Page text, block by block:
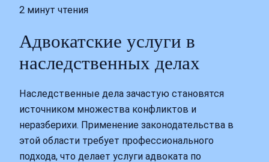
2 минут чтения
Адвокатские услуги в
наследственных делах
Наследственные дела зачастую становятся
источником множества конфликтов и
неразберихи. Применение законодательства в
этой области требует профессионального
подхода, что делает услуги адвоката по